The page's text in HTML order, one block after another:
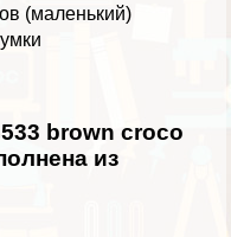
(маленький)
brown croco
из